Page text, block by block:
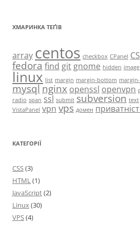
ХМАРИНКА ТЕҐІВ
array centos checkbox CPanel
fedora find git gnome hidden image
linux list margin margin-bottom
mysqlnginx openssl openvpn
radio span ssl submit subversion text
VistaPanel vpn vps домен
КАТЕГОРІЇ
CSS(3)
HTML(1)
JavaScript(2)
Linux(30)
VPS(4)